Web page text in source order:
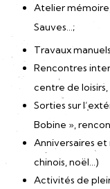
Atelier
Sauves…;
Travaux
Rencontres
centre de loisirs,
Sorties sur
Bobine »,
Anniversaires
chinois, noël…)
Activités de